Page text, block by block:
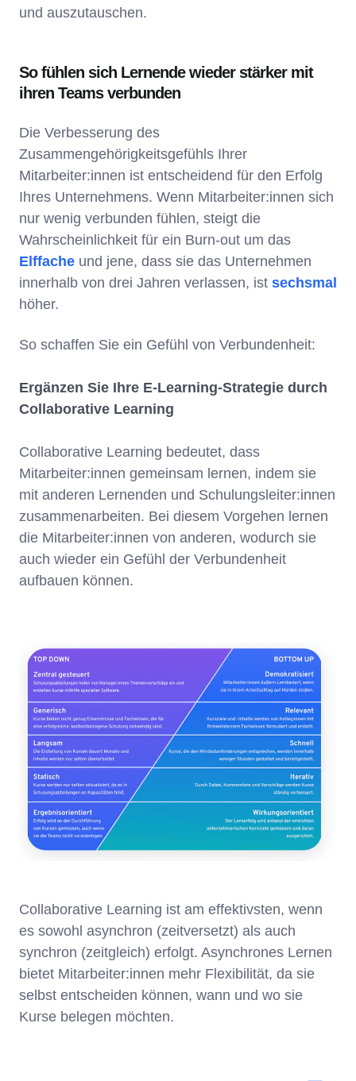
und auszutauschen.
So fühlen sich Lernende wieder stärker mit
ihren Teams verbunden
Die Verbesserung des
Zusammengehörigkeitsgefühls Ihrer
Mitarbeiter:innen ist entscheidend für den Erfolg
Ihres Unternehmens. Wenn Mitarbeiter:innen sich
nur wenig verbunden fühlen, steigt die
Wahrscheinlichkeit für ein Burn-out um das
Elffache und jene, dass sie das Unternehmen
innerhalb von drei Jahren verlassen, ist sechsmal
höher.
So schaffen Sie ein Gefühl von Verbundenheit:
Ergänzen Sie Ihre E-Learning-Strategie durch
Collaborative Learning
Collaborative Learning bedeutet, dass
Mitarbeiter:innen gemeinsam lernen, indem sie
mit anderen Lernenden und Schulungsleiter:innen
zusammenarbeiten. Bei diesem Vorgehen lernen
die Mitarbeiter:innen von anderen, wodurch sie
auch wieder ein Gefühl der Verbundenheit
aufbauen können.
Collaborative Learning ist am effektivsten, wenn
es sowohl asynchron (zeitversetzt) als auch
synchron (zeitgleich) erfolgt. Asynchrones Lernen
bietet Mitarbeiter:innen mehr Flexibilität, da sie
selbst entscheiden können, wann und wo sie
Kurse belegen möchten.